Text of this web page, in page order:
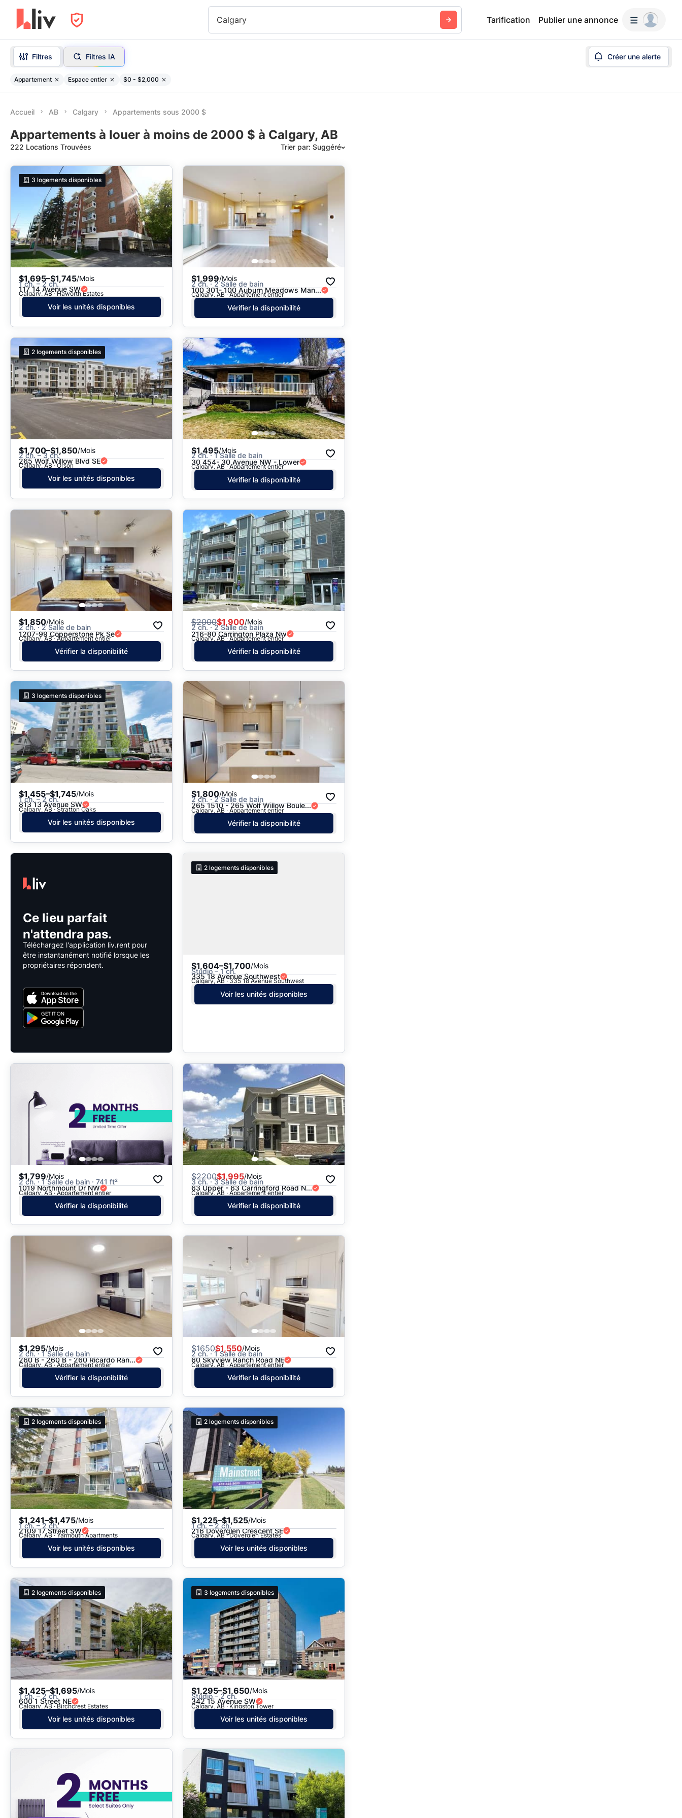
Calgary Tarification Publier une annonce
Filtres Filtres IA Créer une alerte
Appartement Espace entier $0 - $2,000
Accueil AB Calgary Appartements sous 2000 $
Appartements à louer à moins de 2000 $ à Calgary, AB
222 Locations Trouvées Trier par: Suggéré
Date: les plus anciens d’abord
Prix - $$$ à $
Prix - $ à $$$
3 logements disponibles
$1,695–$1,745/Mois
1 ch. – 2 ch.
117 14 Avenue SW
Calgary, AB · Haworth Estates
Voir les unités disponibles
$1,999/Mois
2 ch. · 2 Salle de bain
100 301- 100 Auburn Meadows Man...
Calgary, AB · Appartement entier
Vérifier la disponibilité
2 logements disponibles
$1,700–$1,850/Mois
2 ch. – 3 ch.
265 Wolf Willow Blvd SE
Calgary, AB · Orson
Voir les unités disponibles
$1,495/Mois
2 ch. · 1 Salle de bain
30 454- 30 Avenue NW - Lower
Calgary, AB · Appartement entier
Vérifier la disponibilité
$1,850/Mois
2 ch. · 2 Salle de bain
1207-99 Copperstone Pk Se
Calgary, AB · Appartement entier
Vérifier la disponibilité
$2000$1,900/Mois
2 ch. · 2 Salle de bain
216-80 Carrington Plaza Nw
Calgary, AB · Appartement entier
Vérifier la disponibilité
3 logements disponibles
$1,455–$1,745/Mois
1 ch. – 2 ch.
813 13 Avenue SW
Calgary, AB · Stratton Oaks
Voir les unités disponibles
$1,800/Mois
2 ch. · 2 Salle de bain
265 1510 - 265 Wolf Willow Boule...
Calgary, AB · Appartement entier
Vérifier la disponibilité
Ce lieu parfait
n'attendra pas.
Téléchargez l'application liv.rent pour
être instantanément notifié lorsque les
propriétaires répondent.
2 logements disponibles
$1,604–$1,700/Mois
Studio – 1 ch.
335 18 Avenue Southwest
Calgary, AB · 335 18 Avenue Southwest
Voir les unités disponibles
$1,799/Mois
2 ch. · 1 Salle de bain · 741 ft²
1019 Northmount Dr NW
Calgary, AB · Appartement entier
Vérifier la disponibilité
$2200$1,995/Mois
3 ch. · 3 Salle de bain
63 Upper - 63 Carringford Road N...
Calgary, AB · Appartement entier
Vérifier la disponibilité
$1,295/Mois
2 ch. · 1 Salle de bain
260 B - 260 B - 260 Ricardo Ran...
Calgary, AB · Appartement entier
Vérifier la disponibilité
$1650$1,550/Mois
2 ch. · 1 Salle de bain
60 Skyview Ranch Road NE
Calgary, AB · Appartement entier
Vérifier la disponibilité
2 logements disponibles
$1,241–$1,475/Mois
1 ch. – 2 ch.
2109 17 Street SW
Calgary, AB · Yarmouth Apartments
Voir les unités disponibles
2 logements disponibles
$1,225–$1,525/Mois
1 ch. – 2 ch.
216 Doverglen Crescent SE
Calgary, AB · Doverglen Estates
Voir les unités disponibles
2 logements disponibles
$1,425–$1,695/Mois
1 ch. – 2 ch.
600 1 Street NE
Calgary, AB · Birchcrest Estates
Voir les unités disponibles
3 logements disponibles
$1,295–$1,650/Mois
Studio – 2 ch.
342 15 Avenue SW
Calgary, AB · Kingston Tower
Voir les unités disponibles